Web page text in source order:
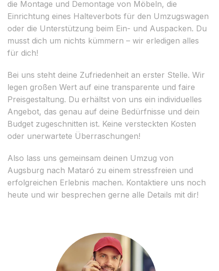
die Montage und Demontage von Möbeln, die
Einrichtung eines Halteverbots für den Umzugswagen
oder die Unterstützung beim Ein- und Auspacken. Du
musst dich um nichts kümmern – wir erledigen alles
für dich!
Bei uns steht deine Zufriedenheit an erster Stelle. Wir
legen großen Wert auf eine transparente und faire
Preisgestaltung. Du erhältst von uns ein individuelles
Angebot, das genau auf deine Bedürfnisse und dein
Budget zugeschnitten ist. Keine versteckten Kosten
oder unerwartete Überraschungen!
Also lass uns gemeinsam deinen Umzug von
Augsburg nach Mataró zu einem stressfreien und
erfolgreichen Erlebnis machen. Kontaktiere uns noch
heute und wir besprechen gerne alle Details mit dir!